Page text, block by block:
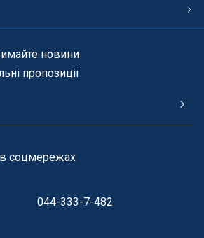
новини
пропозиції
в соцмережах
044-333-7-482